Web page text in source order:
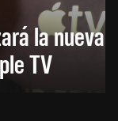
la nueva
TV